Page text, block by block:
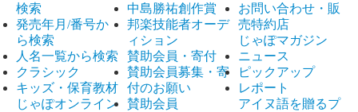
検索
発売年月/番号か
ら検索
人名一覧から検索
クラシック
キッズ・保育教材
じゃぽオンライン
中島勝祐創作賞
邦楽技能者オーデ
ィション
賛助会員・寄付
賛助会員募集・寄
付のお願い
賛助会員
お問い合わせ・販
売特約店
じゃぽマガジン
ニュース
ピックアップ
レポート
アイヌ語を贈るプ